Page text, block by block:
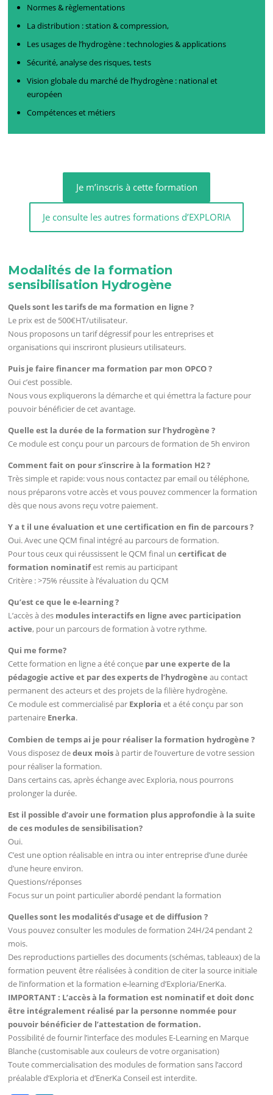
Normes & règlementations
La distribution : station & compression,
Les usages de l’hydrogène : technologies & applications
Sécurité, analyse des risques, tests
Vision globale du marché de l’hydrogène : national et
européen
Compétences et métiers
Je m’inscris à cette formation
Je consulte les autres formations d’EXPLORIA
Modalités de la formation
sensibilisation Hydrogène
Quels sont les tarifs de ma formation en ligne ?
Le prix est de 500€HT/utilisateur.
Nous proposons un tarif dégressif pour les entreprises et
organisations qui inscriront plusieurs utilisateurs.
Puis je faire financer ma formation par mon OPCO ?
Oui c’est possible.
Nous vous expliquerons la démarche et qui émettra la facture pour
pouvoir bénéficier de cet avantage.
Quelle est la durée de la formation sur l’hydrogène ?
Ce module est conçu pour un parcours de formation de 5h environ
Comment fait on pour s’inscrire à la formation H2 ?
Très simple et rapide: vous nous contactez par email ou téléphone,
nous préparons votre accès et vous pouvez commencer la formation
dès que nous avons reçu votre paiement.
Y a t il une évaluation et une certification en fin de parcours ?
Oui. Avec une QCM final intégré au parcours de formation.
Pour tous ceux qui réussissent le QCM final uncertificat de
formation nominatifest remis au participant
Critère : >75% réussite à l’évaluation du QCM
Qu’est ce que le e-learning ?
L’accès à des modules interactifs en ligne avec participation
active, pour un parcours de formation à votre rythme.
Qui me forme?
Cette formation en ligne a été conçue par une experte de la
pédagogie active et par des experts de l’hydrogèneau contact
permanent des acteurs et des projets de la filière hydrogène.
Ce module est commercialisé par Exploria et a été conçu par son
partenaire Enerka.
Combien de temps ai je pour réaliser la formation hydrogène ?
Vous disposez dedeux moisà partir de l’ouverture de votre session
pour réaliser la formation.
Dans certains cas, après échange avec Exploria, nous pourrons
prolonger la durée.
Est il possible d’avoir une formation plus approfondie à la suite
de ces modules de sensibilisation?
Oui.
C’est une option réalisable en intra ou inter entreprise d’une durée
d’une heure environ.
Questions/réponses
Focus sur un point particulier abordé pendant la formation
Quelles sont les modalités d’usage et de diffusion ?
Vous pouvez consulter les modules de formation 24H/24 pendant 2
mois.
Des reproductions partielles des documents (schémas, tableaux) de la
formation peuvent être réalisées à condition de citer la source initiale
de l’information et la formation e-learning d’Exploria/EnerKa.
IMPORTANT : L’accès à la formation est nominatif et doit donc
être intégralement réalisé par la personne nommée pour
pouvoir bénéficier de l’attestation de formation.
Possibilité de fournir l’interface des modules E-Learning en Marque
Blanche (customisable aux couleurs de votre organisation)
Toute commercialisation des modules de formation sans l’accord
préalable d’Exploria et d’EnerKa Conseil est interdite.